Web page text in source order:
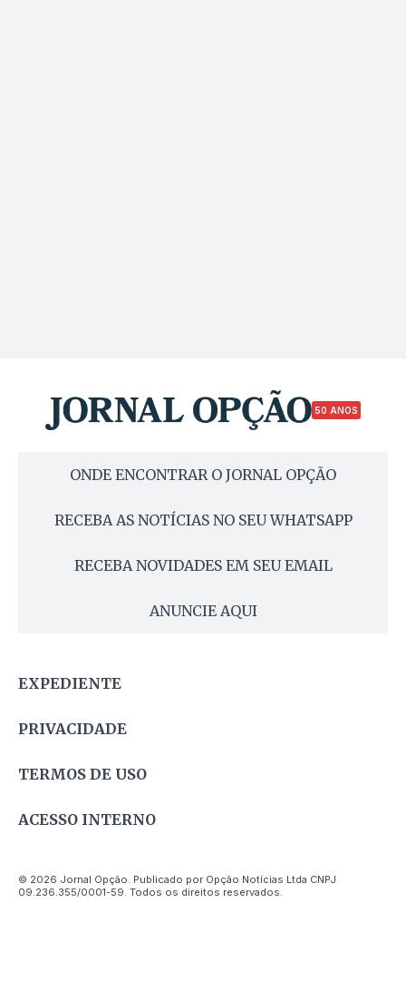
50 ANOS
ONDE ENCONTRAR O JORNAL OPÇÃO
RECEBA AS NOTÍCIAS NO SEU WHATSAPP
RECEBA NOVIDADES EM SEU EMAIL
ANUNCIE AQUI
EXPEDIENTE
PRIVACIDADE
TERMOS DE USO
ACESSO INTERNO
© 2026 Jornal Opção. Publicado por Opção Notícias Ltda CNPJ
09.236.355/0001-59. Todos os direitos reservados.